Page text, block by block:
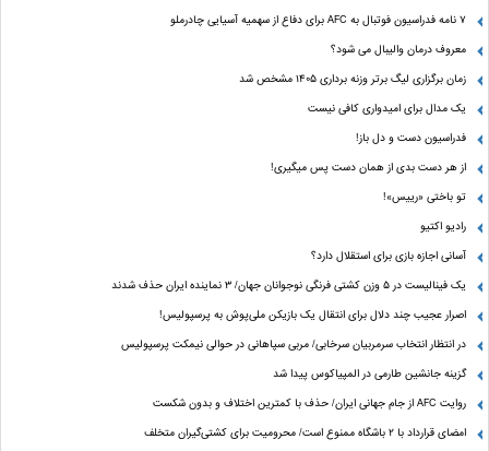
۷ نامه فدراسیون فوتبال به AFC برای دفاع از سهمیه آسیایی چادرملو
معروف درمان والیبال می شود؟
زمان برگزاری لیگ برتر وزنه برداری ۱۴۰۵ مشخص شد
یک مدال برای امیدواری کافی نیست
فدراسیون دست‌ و دل باز!
از هر دست بدی از همان دست پس میگیری!
تو باختی «رییس»!
رادیو اکتیو
آسانی اجازه بازی برای استقلال دارد؟
یک فینالیست در ۵ وزن کشتی فرنگی نوجوانان جهان/ ۳ نماینده ایران حذف شدند
اصرار عجیب چند دلال برای انتقال یک بازیکن ملی‌پوش به پرسپولیس!
در انتظار انتخاب سرمربیان سرخابی/ مربی سپاهانی در حوالی نیمکت پرسپولیس
گزینه جانشین طارمی در المپیاکوس پیدا شد
روایت AFC از جام جهانی ایران/ حذف با کمترین اختلاف و بدون شکست
امضای قرارداد با ۲ باشگاه ممنوع است/ محرومیت برای کشتی‌گیران متخلف